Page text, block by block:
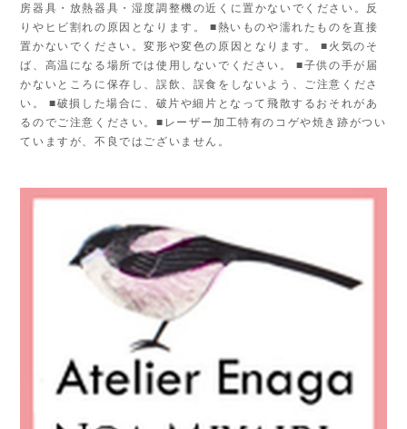
房器具・放熱器具・湿度調整機の近くに置かないでください。反
りやヒビ割れの原因となります。 ■熱いものや濡れたものを直接
置かないでください。変形や変色の原因となります。 ■火気のそ
ば、高温になる場所では使用しないでください。 ■子供の手が届
かないところに保存し、誤飲、誤食をしないよう、ご注意くださ
い。 ■破損した場合に、破片や細片となって飛散するおそれがあ
るのでご注意ください。■レーザー加工特有のコゲや焼き跡がつい
ていますが、不良ではございません。